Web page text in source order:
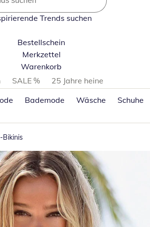
Trends suchen
Bestellschein
Merkzettel
Warenkorb
überspringen
SALE %
25 Jahre heine
Bademode Wäsche Schuhe
Bikinis